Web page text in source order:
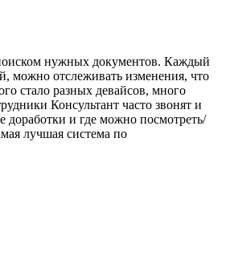
нужных документов. Каждый
можно отслеживать изменения, что
стало разных девайсов, много
Консультант часто звонят и
доработки и где можно посмотреть/
лучшая система по